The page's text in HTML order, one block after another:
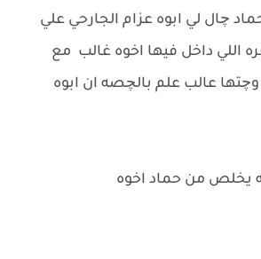
چال لي ابوه عزام الجارحي علي
اللي داخل فيها اخوه غالب مع
عالب علم بالچصه ان ابوه
يخلص من حماد اخوه